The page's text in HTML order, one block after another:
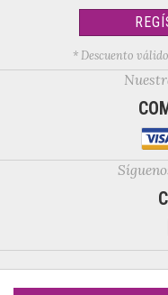
* Descuento